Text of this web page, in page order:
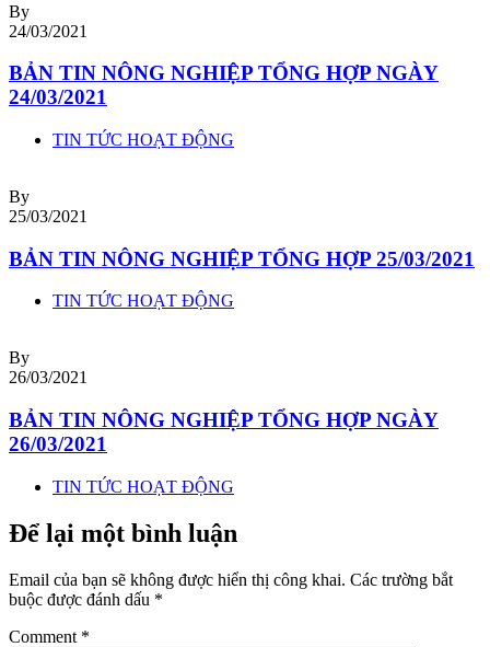
By
24/03/2021
BẢN TIN NÔNG NGHIỆP TỔNG HỢP NGÀY
24/03/2021
TIN TỨC HOẠT ĐỘNG
By
25/03/2021
BẢN TIN NÔNG NGHIỆP TỔNG HỢP 25/03/2021
TIN TỨC HOẠT ĐỘNG
By
26/03/2021
BẢN TIN NÔNG NGHIỆP TỔNG HỢP NGÀY
26/03/2021
TIN TỨC HOẠT ĐỘNG
Để lại một bình luận
Email của bạn sẽ không được hiển thị công khai. Các trường bắt
buộc được đánh dấu *
Comment *